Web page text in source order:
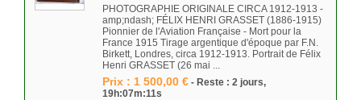
PHOTOGRAPHIE ORIGINALE CIRCA 1912-1913 -
amp;ndash; FÉLIX HENRI GRASSET (1886-1915)
Pionnier de l'Aviation Française - Mort pour la
France 1915 Tirage argentique d'époque par F.N.
Birkett, Londres, circa 1912-1913. Portrait de Félix
Henri GRASSET (26 mai ...
Prix : 1 500,00 € - Reste : 2 jours,
19h:07m:11s